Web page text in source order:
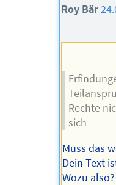
Roy Bär
Rechte
sich
Muss das
Dein Text
Wozu also?